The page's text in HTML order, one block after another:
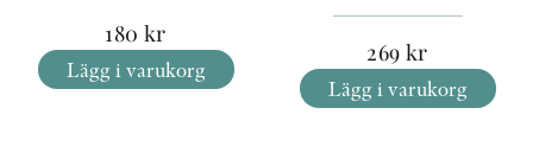
180 kr
Lägg i varukorg
269 kr
Lägg i varukorg